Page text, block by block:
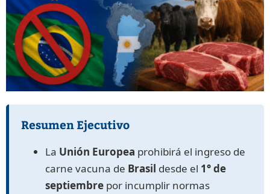
Resumen Ejecutivo
La Unión Europea prohibirá el ingreso de
carne vacuna de Brasil desde el 1° de
septiembre por incumplir normas